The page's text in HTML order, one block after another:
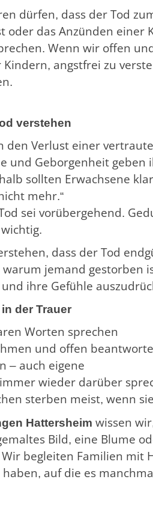
dürfen, dass der Tod
oder das Anzünden einer
Wenn wir offen
angstfrei zu
verstehen
Verlust einer
und Geborgenheit
sollten Erwachsene
mehr.“
sei vorübergehend.
dass der Tod
warum jemand gestorben
ihre Gefühle
der Trauer
Worten sprechen
und offen
– auch eigene
wieder darüber
sterben meist, wenn
Hattersheim wissen
Bild, eine Blume
begleiten Familien mit
auf die es